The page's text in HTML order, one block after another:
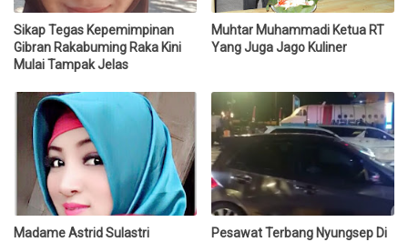
Sikap Tegas Kepemimpinan
Gibran Rakabuming Raka Kini
Mulai Tampak Jelas
Muhtar Muhammadi Ketua RT
Yang Juga Jago Kuliner
Madame Astrid Sulastri
Pesawat Terbang Nyungsep Di